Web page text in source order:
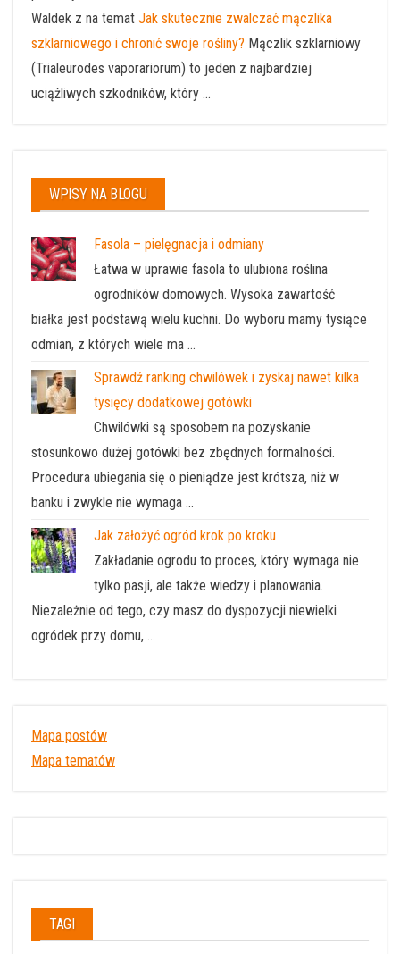
Waldek z na temat Jak skutecznie zwalczać mączlika
szklarniowego i chronić swoje rośliny? Mączlik szklarniowy
(Trialeurodes vaporariorum) to jeden z najbardziej
uciążliwych szkodników, który ...
WPISY NA BLOGU
Fasola – pielęgnacja i odmiany
Łatwa w uprawie fasola to ulubiona roślina
ogrodników domowych. Wysoka zawartość
białka jest podstawą wielu kuchni. Do wyboru mamy tysiące
odmian, z których wiele ma …
Sprawdź ranking chwilówek i zyskaj nawet kilka
tysięcy dodatkowej gotówki
Chwilówki są sposobem na pozyskanie
stosunkowo dużej gotówki bez zbędnych formalności.
Procedura ubiegania się o pieniądze jest krótsza, niż w
banku i zwykle nie wymaga …
Jak założyć ogród krok po kroku
Zakładanie ogrodu to proces, który wymaga nie
tylko pasji, ale także wiedzy i planowania.
Niezależnie od tego, czy masz do dyspozycji niewielki
ogródek przy domu, …
Mapa postów
Mapa tematów
TAGI